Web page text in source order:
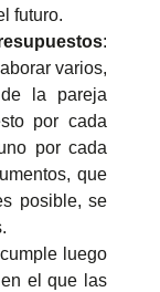
futuro.
:
varios,
la pareja
por cada
por cada
que
posible, se
luego
el que las